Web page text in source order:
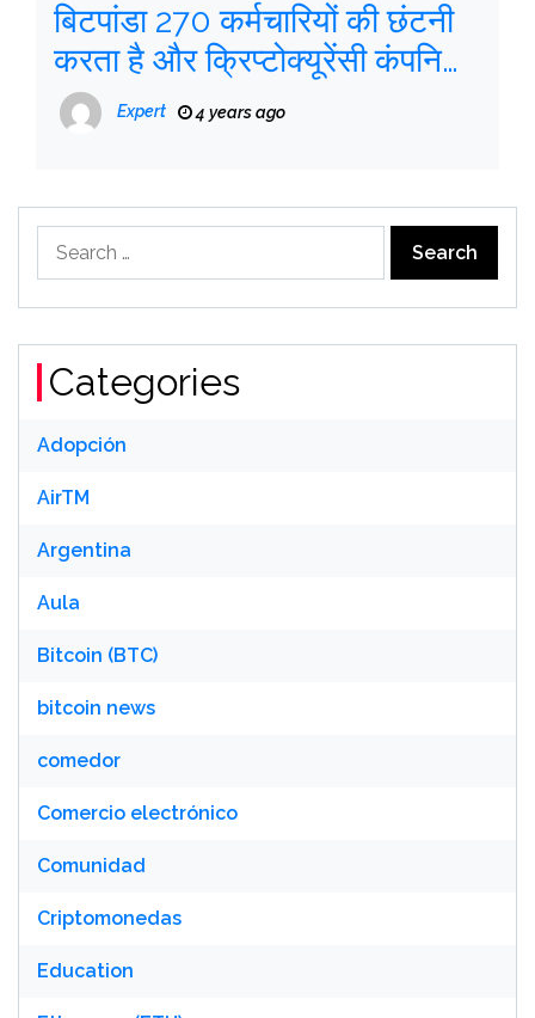
बिटपांडा 270 कर्मचारियों की छंटनी
करता है और क्रिप्टोक्यूरेंसी कंपनियों
में कटौती की लहर में शामिल होता है
Expert 4 years ago
for:
Categories
Adopción
AirTM
Argentina
Aula
Bitcoin (BTC)
bitcoin news
comedor
Comercio electrónico
Comunidad
Criptomonedas
Education